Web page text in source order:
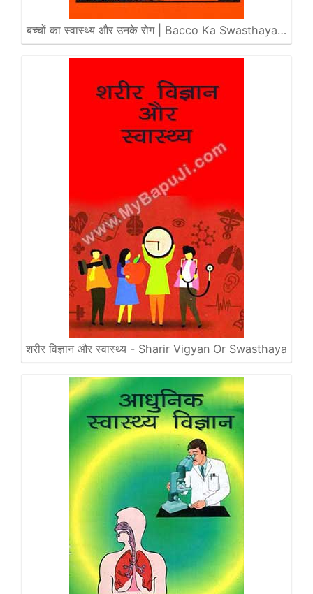
बच्चों का स्वास्थ्य और उनके रोग | Bacco Ka Swasthaya…
शरीर विज्ञान और स्वास्थ्य - Sharir Vigyan Or Swasthaya